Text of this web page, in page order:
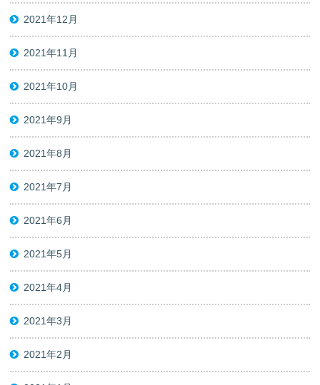
2021年12月
2021年11月
2021年10月
2021年9月
2021年8月
2021年7月
2021年6月
2021年5月
2021年4月
2021年3月
2021年2月